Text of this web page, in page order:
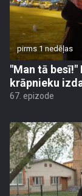
pirms 1 nedēļas
"Man tā besī!"
krāpnieku
67. epizode